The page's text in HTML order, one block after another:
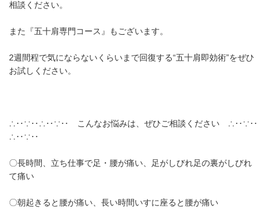
相談ください。
また『五十肩専門コース』もございます。
2週間程で気にならないくらいまで回復する“五十肩即効術”をぜひ
お試しください。
∴‥∵‥∴‥∵‥ こんなお悩みは、ぜひご相談ください ∴‥∵‥
∴‥∵‥
〇長時間、立ち仕事で足・腰が痛い、足がしびれ足の裏がしびれ
て痛い
〇朝起きると腰が痛い、長い時間いすに座ると腰が痛い